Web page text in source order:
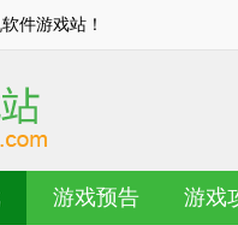
件游戏站！
游戏预告 游戏